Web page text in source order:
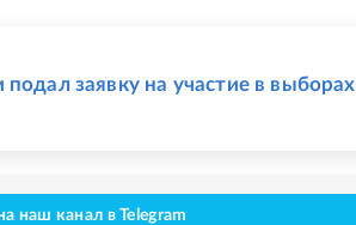
заявку на участие в выборах
наш канал в Telegram